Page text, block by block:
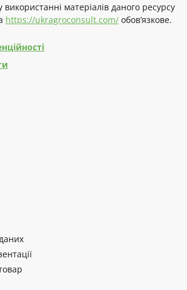
матеріалів даного ресурсу
https://ukragroconsult.com/ обов’язкове.